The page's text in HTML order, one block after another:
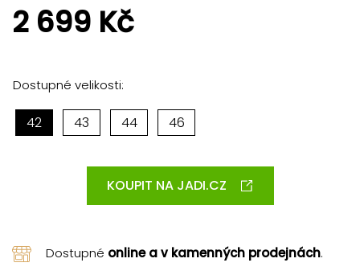
2 699 Kč
Dostupné velikosti:
42 43 44 46
KOUPIT NA JADI.CZ
Dostupné online a v kamenných prodejnách.